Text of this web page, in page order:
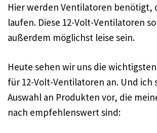
Hier werden Ventilatoren benötigt,
laufen. Diese 12-Volt-Ventilatoren
außerdem möglichst leise sein.
Heute sehen wir uns die
für 12-Volt-Ventilatoren an. Und ich
Auswahl an Produkten vor, die
nach empfehlenswert sind: